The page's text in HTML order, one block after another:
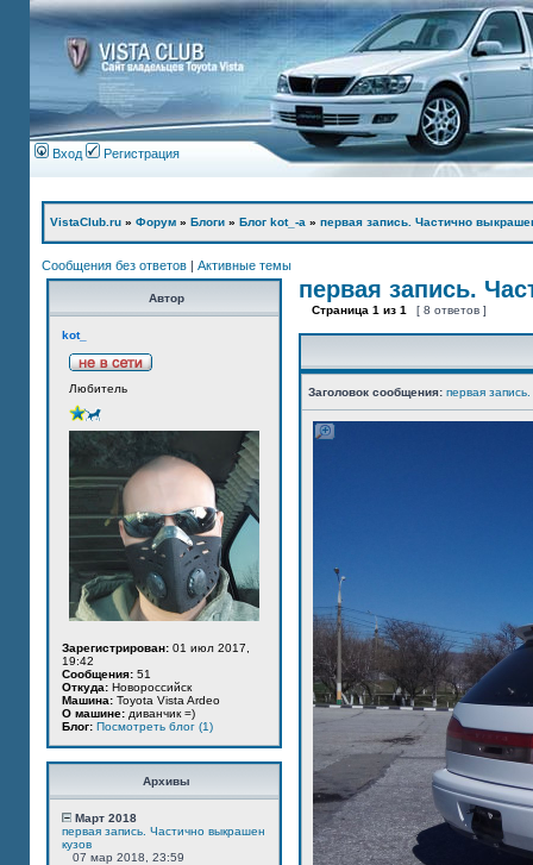
Вход Регистрация
VistaClub.ru » Форум » Блоги » Блог kot_-а » первая запись. Частично
Сообщения без ответов | Активные темы
Автор
kot_
Любитель
Зарегистрирован: 01 июл 2017,
19:42
Сообщения: 51
Откуда: Новороссийск
Машина: Toyota Vista Ardeo
О машине: диванчик =)
Блог: Посмотреть блог (1)
Архивы
Март 2018
первая запись. Частично выкрашен
кузов
07 мар 2018, 23:59
первая запись.
Страница 1 из 1 [ 8 ответов ]
Заголовок сообщения: первая